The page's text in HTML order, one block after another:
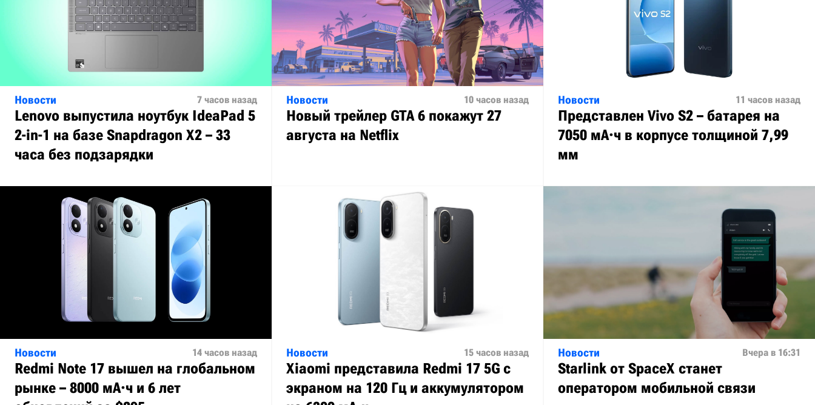
Новости 7 часов назад
Lenovo выпустила ноутбук IdeaPad 5
2-in-1 на базе Snapdragon X2 – 33
часа без подзарядки
Новости 10 часов назад
Новый трейлер GTA 6 покажут 27
августа на Netflix
Новости 11 часов назад
Представлен Vivo S2 – батарея на
7050 мА·ч в корпусе толщиной 7,99
мм
Новости 14 часов назад
Redmi Note 17 вышел на глобальном
рынке – 8000 мА·ч и 6 лет
Новости 15 часов назад
Xiaomi представила Redmi 17 5G с
экраном на 120 Гц и аккумулятором
Новости Вчера в 16:31
Starlink от SpaceX станет
оператором мобильной связи